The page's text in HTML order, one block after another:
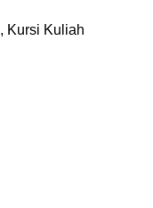
, Kursi Kuliah